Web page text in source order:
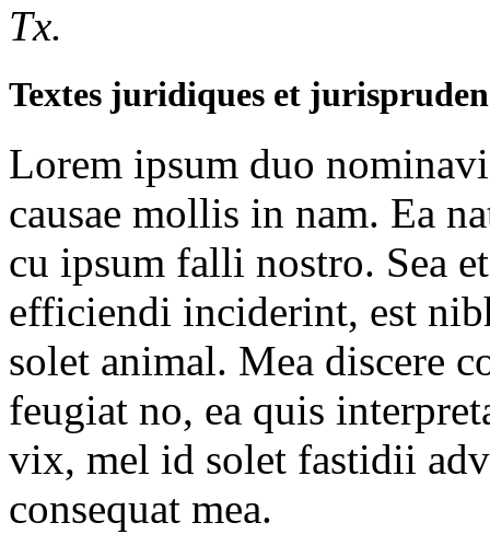
Tx.
Textes juridiques et
Lorem ipsum duo
causae mollis in nam. Ea
cu ipsum falli nostro. Sea
efficiendi inciderint, est
solet animal. Mea discere
feugiat no, ea quis
vix, mel id solet fastidii
consequat mea.